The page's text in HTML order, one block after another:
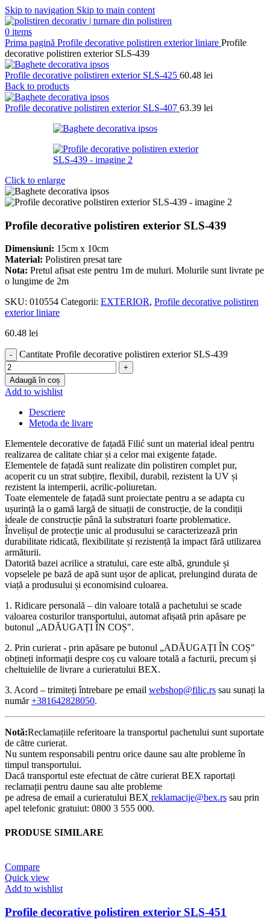
Skip to navigation Skip to main content
0 items
Prima pagină Profile decorative polistiren exterior liniare Profile
decorative polistiren exterior SLS-439
Profile decorative polistiren exterior SLS-425 60.48 lei
Back to products
Profile decorative polistiren exterior SLS-407 63.39 lei
Click to enlarge
Profile decorative polistiren exterior SLS-439
Dimensiuni: 15cm x 10cm
Material: Polistiren presat tare
Nota: Pretul afisat este pentru 1m de muluri. Molurile sunt livrate pe
o lungime de 2m
SKU: 010554 Categorii: EXTERIOR, Profile decorative polistiren
exterior liniare
60.48 lei
Cantitate Profile decorative polistiren exterior SLS-439
Adaugă în coș
Add to wishlist
Descriere
Metoda de livare
Elementele decorative de fațadă Filić sunt un material ideal pentru
realizarea de calitate chiar și a celor mai exigente fațade.
Elementele de fațadă sunt realizate din polistiren complet pur,
acoperit cu un strat subțire, flexibil, durabil, rezistent la UV și
rezistent la intemperii, acrilic-poliuretan.
Toate elementele de fațadă sunt proiectate pentru a se adapta cu
ușurință la o gamă largă de situații de construcție, de la condiții
ideale de construcție până la substraturi foarte problematice.
Învelișul de protecție unic al produsului se caracterizează prin
durabilitate ridicată, flexibilitate și rezistență la impact fără utilizarea
armăturii.
Datorită bazei acrilice a stratului, care este albă, grundule și
vopselele pe bază de apă sunt ușor de aplicat, prelungind durata de
viață a produsului și economisind culoarea.
1. Ridicare personală – din valoare totală a pachetului se scade
valoarea costurilor transportului, automat afișată prin apăsare pe
butonul „ADĂUGAȚI ÎN COȘ".
2. Prin curierat - prin apăsare pe butonul „ADĂUGAȚI ÎN COȘ"
obțineți informații despre coș cu valoare totală a facturii, precum și
cheltuielile de livrare a curieratului BEX.
3. Acord – trimiteți întrebare pe email webshop@filic.rs sau sunați la
număr+381642828050.
Notă:Reclamațiile referitoare la transportul pachetului sunt suportate
de către curierat.
Nu suntem responsabili pentru orice daune sau alte probleme în
timpul transportului.
Dacă transportul este efectuat de către curierat BEX raportați
reclamații pentru daune sau alte probleme
pe adresa de email a curieratului BEX reklamacije@bex.rs sau prin
apel telefonic gratuiut: 0800 3 555 000.
PRODUSE SIMILARE
Compare
Quick view
Add to wishlist
Profile decorative polistiren exterior SLS-451